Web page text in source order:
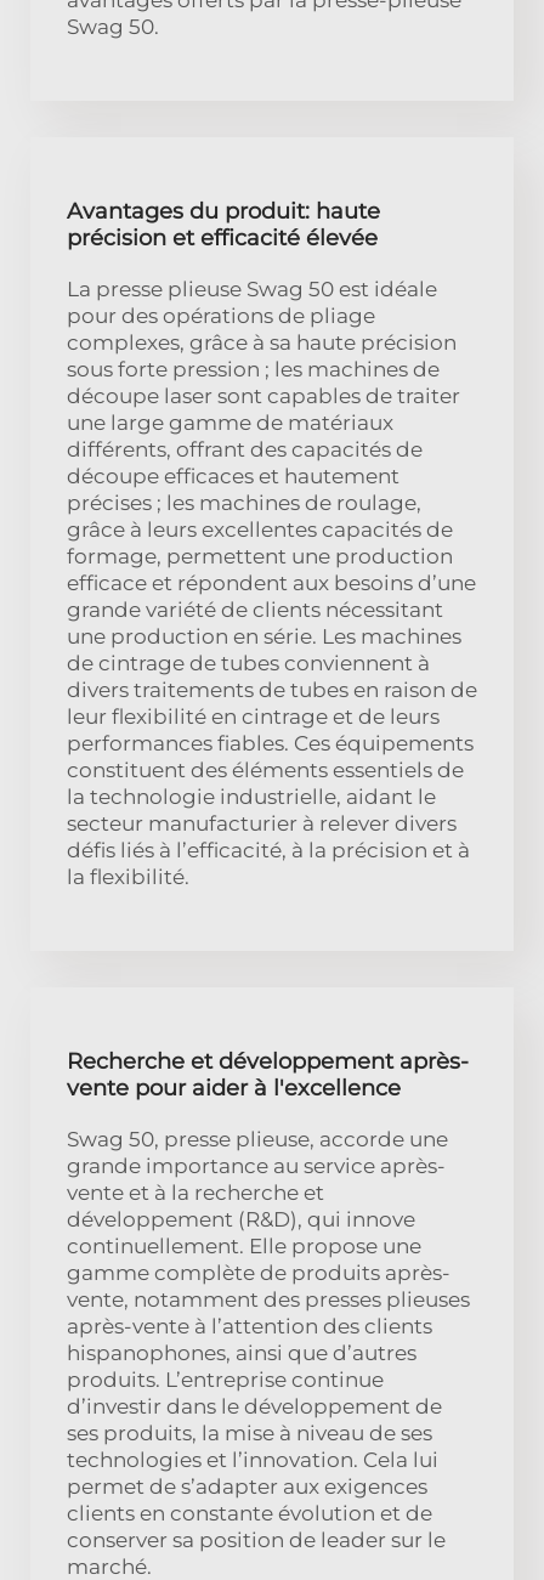
Swag 50.
Avantages du produit: haute
précision et efficacité élevée
La presse plieuse Swag 50 est idéale
pour des opérations de pliage
complexes, grâce à sa haute précision
sous forte pression ; les machines de
découpe laser sont capables de traiter
une large gamme de matériaux
différents, offrant des capacités de
découpe efficaces et hautement
précises ; les machines de roulage,
grâce à leurs excellentes capacités de
formage, permettent une production
efficace et répondent aux besoins d’une
grande variété de clients nécessitant
une production en série. Les machines
de cintrage de tubes conviennent à
divers traitements de tubes en raison de
leur flexibilité en cintrage et de leurs
performances fiables. Ces équipements
constituent des éléments essentiels de
la technologie industrielle, aidant le
secteur manufacturier à relever divers
défis liés à l’efficacité, à la précision et à
la flexibilité.
Recherche et développement après-
vente pour aider à l'excellence
Swag 50, presse plieuse, accorde une
grande importance au service après-
vente et à la recherche et
développement (R&D), qui innove
continuellement. Elle propose une
gamme complète de produits après-
vente, notamment des presses plieuses
après-vente à l’attention des clients
hispanophones, ainsi que d’autres
produits. L’entreprise continue
d’investir dans le développement de
ses produits, la mise à niveau de ses
technologies et l’innovation. Cela lui
permet de s’adapter aux exigences
clients en constante évolution et de
conserver sa position de leader sur le
marché.